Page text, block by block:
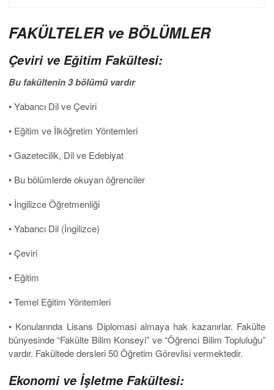
FAKÜLTELER ve BÖLÜMLER
Çeviri ve Eğitim Fakültesi:
Bu fakültenin 3 bölümü vardır
• Yabancı Dil ve Çeviri
• Eğitim ve İlköğretim Yöntemleri
• Gazetecilik, Dil ve Edebiyat
• Bu bölümlerde okuyan öğrenciler
• İngilizce Öğretmenliği
• Yabancı Dil (İngilizce)
• Çeviri
• Eğitim
• Temel Eğitim Yöntemleri
• Konularında Lisans Diplomasi almaya hak kazanırlar. Fakülte
bünyesinde “Fakülte Bilim Konseyi” ve “Öğrenci Bilim Topluluğu”
vardır. Fakültede dersleri 50 Öğretim Görevlisi vermektedir.
Ekonomi ve İşletme Fakültesi: